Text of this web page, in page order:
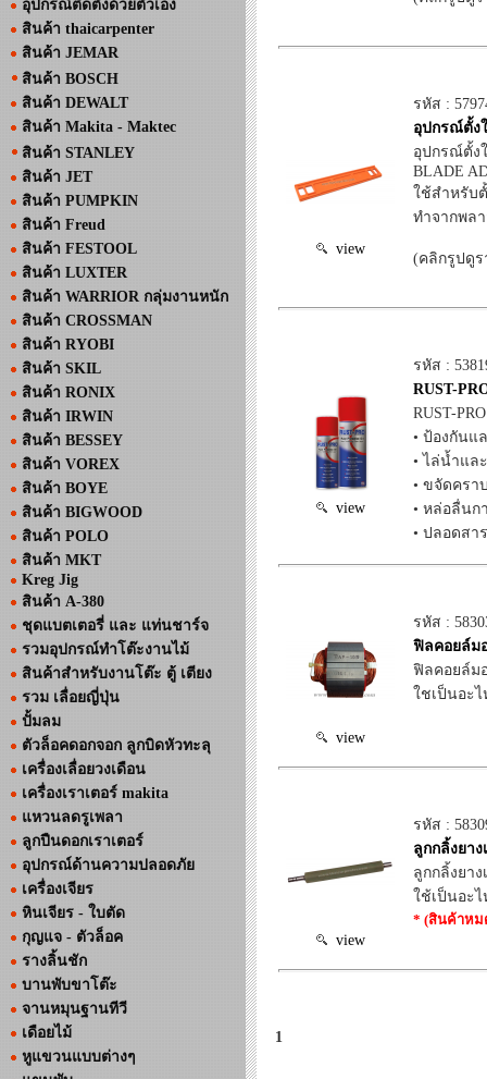
อุปกรณ์ติดตั้งด้วยตัวเอง
สินค้า thaicarpenter
สินค้า JEMAR
สินค้า BOSCH
สินค้า DEWALT
สินค้า Makita - Maktec
สินค้า STANLEY
สินค้า JET
สินค้า PUMPKIN
สินค้า Freud
สินค้า FESTOOL
สินค้า LUXTER
สินค้า WARRIOR กลุ่มงานหนัก
สินค้า CROSSMAN
สินค้า RYOBI
สินค้า SKIL
สินค้า RONIX
สินค้า IRWIN
สินค้า BESSEY
สินค้า VOREX
สินค้า BOYE
สินค้า BIGWOOD
สินค้า POLO
สินค้า MKT
Kreg Jig
สินค้า A-380
ชุดแบตเตอรี่ และ แท่นชาร์จ
รวมอุปกรณ์ทำโต๊ะงานไม้
สินค้าสำหรับงานโต๊ะ ตู้ เตียง
รวม เลื่อยญี่ปุ่น
ปั้มลม
ตัวล็อคดอกจอก ลูกบิดหัวทะลุ
เครื่องเลื่อยวงเดือน
เครื่องเราเตอร์ makita
แหวนลดรูเพลา
ลูกปืนดอกเราเตอร์
อุปกรณ์ด้านความปลอดภัย
เครื่องเจียร
หินเจียร - ใบตัด
กุญแจ - ตัวล็อค
รางลิ้นชัก
บานพับขาโต๊ะ
จานหมุนฐานทีวี
เดือยไม้
หูแขวนแบบต่างๆ
view
รหัส :
อุปกรณ์ตั้ง
อุปกรณ์ตั้ง
BLADE
ใช้สำหรับตั้
ทำจากพล
(คลิกรูปดูร
view
รหัส :
RUST-
RUST-
• ป้องกันแ
• ไล่น้ำแล
• ขจัดครา
• หล่อลื่นก
• ปลอดสา
view
รหัส :
ฟิลคอยล์มอ
ฟิลคอยล์มอ
ใชเป็นอะไ
view
รหัส :
ลูกกลิ้งยาง
ลูกกลิ้งยาง
ใช้เป็นอะไ
* (สินค้าหม
1